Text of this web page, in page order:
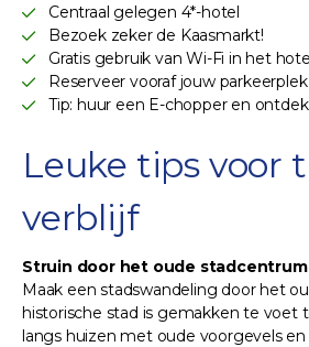
Centraal gelegen 4*-hotel
Bezoek zeker de Kaasmarkt!
Gratis gebruik van Wi-Fi in het
Reserveer vooraf jouw
Tip: huur een E-chopper en
Leuke tips voor
verblijf
Struin door het oude stadcentrum
Maak een stadswandeling door het
historische stad is gemakken te voet
langs huizen met oude voorgevels